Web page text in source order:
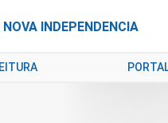
INDEPENDENCIA